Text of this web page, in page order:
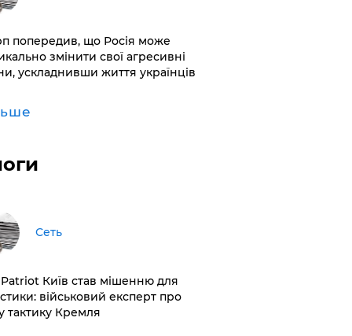
попередив, що Росія може
змінити свої агресивні
ускладнивши життя українців
Сеть
Київ став мішенню для
військовий експерт про
тактику Кремля